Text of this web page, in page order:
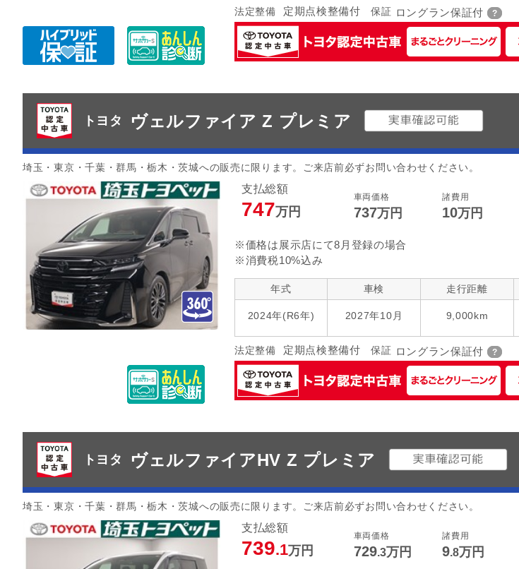
法定整備 定期点検整備付 保証 ロングラン保証付
トヨタ ヴェルファイア Z プレミア
埼玉・東京・千葉・群馬・栃木・茨城への販売に限ります。ご来店前必ずお問い合わせください。
支払総額
747万円
車両価格
737万円
諸費用
10万円
※価格は展示店にて8月登録の場合
※消費税10%込み
年式
2024年(R6年)
車検
2027年10月
走行距離
9,000km
法定整備 定期点検整備付 保証 ロングラン保証付
トヨタ ヴェルファイアHV Z プレミア
埼玉・東京・千葉・群馬・栃木・茨城への販売に限ります。ご来店前必ずお問い合わせください。
支払総額
739.1万円
車両価格
729.3万円
諸費用
9.8万円